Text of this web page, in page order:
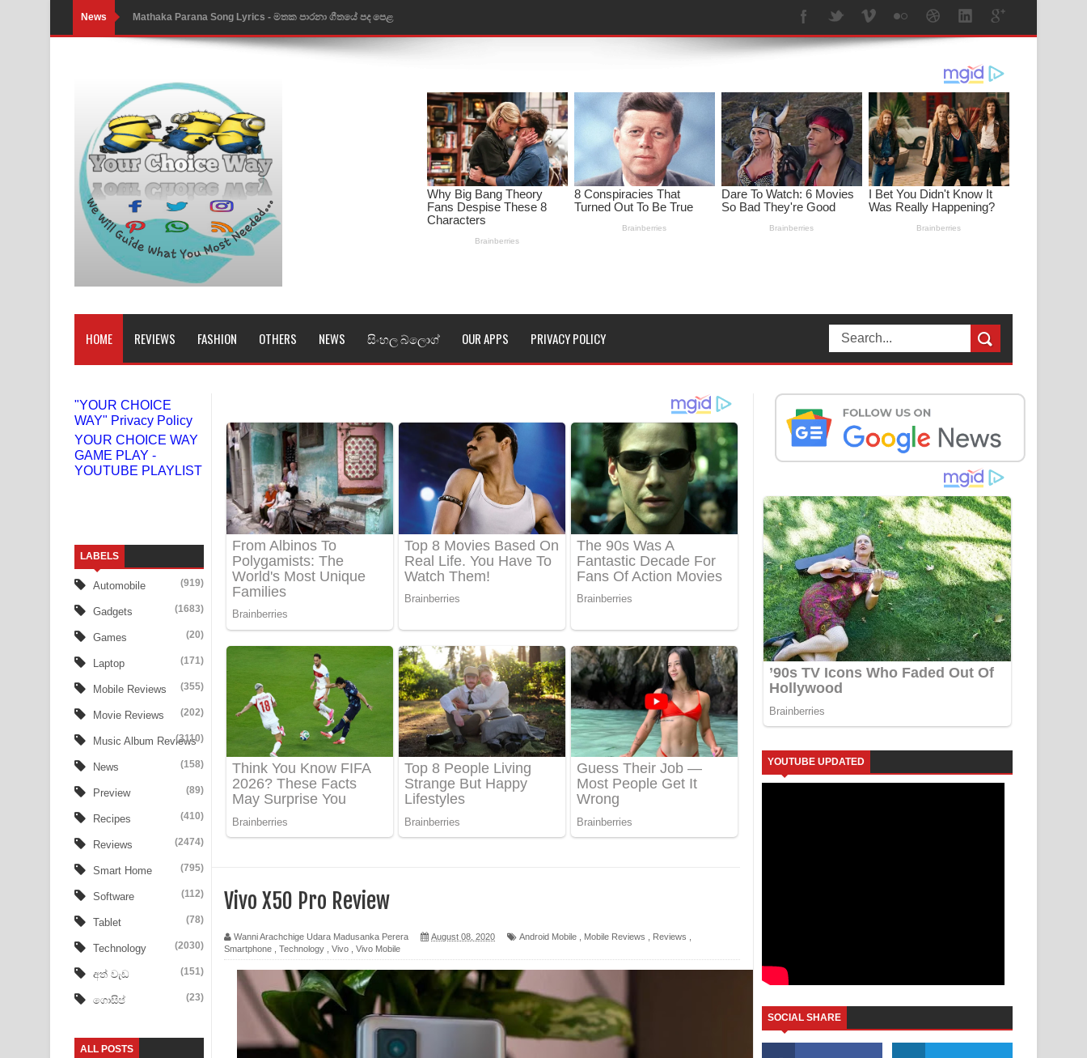
News Nimnadhen Song Lyrics - නිම්නාදෙන් ගීතයේ පද පෙළ
Obamai Mage Adare Song Lyrics - ඔබමයි මගේ ආදරේ ගීතයේ පද පෙළ
Pansal Gihin Song Lyrics - පන්සල් ගිහිං ගීතයේ පද පෙළ
Ankeliya Song Lyrics - අංකෙළිය ගීතයේ පද පෙළ
DEAR GOD Song Lyrics - ඩියර් ගෝඩ් ගීතයේ පද පෙළ
MANAMALA KATHA Song Lyrics - මනමාල කතා ගීතයේ පද පෙළ
Dai Dai Lyrics - Shakira, Burna Boy | 2026 football world cup song lyrics
Lassana Amma Song Lyrics - ලස්සන අම්මා ගීතයේ පද පෙළ
Gemak Deela Song Lyrics - ගේමක් දීලා ගීතයේ පද පෙළ
Doni Song Lyrics - දෝණි ගීතයේ පද පෙළ
Benthara Palame Song Lyrics - බෙන්තර පාලමේ ගීතයේ පද පෙළ
Sanda Babalena Song Lyrics - සඳ බැබලෙන ගීතයේ පද පෙළ
Adare Wadi Nisa Song Lyrics - ආදරේ වැඩි නිසා ගීතයේ පද පෙළ
UNUHUMA Song Lyrics - උණුහුම ගීතයේ පද පෙළ
Katakara Song Lyrics - කටකාර ගීතයේ පද පෙළ
Tharu Yaye Dilena Song Lyrics - තරු යායේ දිලෙනා ගීතයේ පද පෙළ
Ow Man Sosa Song Lyrics - ඔව් මං සෝසා ගීතයේ පද පෙළ
Heavy Weight Song Lyrics
Aye Lanweela Song Lyrics - ආයේ ලංවීලා ගීතයේ පද පෙළ
Ala purannata Song Lyrics - ආල පුරන්නට ගීතයේ පද පෙළ
FEVER DREAM Lyrics - Alex Warren
BTS : Hooligan Lyrics
Apa Hamuwee Song Lyrics - අප හමුවී ගීතයේ පද පෙළ
PATHINIYE Song Lyrics - පතිනියනේ ගීතයේ පද පෙළ
Sorry Sir Song Lyrics - සොරි සර් ගීතයේ පද පෙළ
Mathaka Aluthin Liyanna Song Lyrics - මතක අලුතින් ලියන්න ගීතයේ පද පෙළ
Sandak Awith Song Lyrics - සඳක් ඇවිත් ගීතයේ පද පෙළ
Swetha Sande Song Lyrics - ශ්වේත සඳේ ගීතයේ පද පෙළ
HOME REVIEWS FASHION OTHERS NEWS සිංහල බ්ලොග් OUR APPS PRIVACY POLICY
"YOUR CHOICE
WAY" Privacy Policy
YOUR CHOICE WAY
GAME PLAY -
YOUTUBE PLAYLIST
LABELS
Automobile (919)
Gadgets (1683)
Games (20)
Laptop (171)
Mobile Reviews (355)
Movie Reviews (202)
Music Album Reviews
(3110)
News (158)
Preview (89)
Recipes (410)
Reviews (2474)
Smart Home (795)
Software (112)
Tablet (78)
Technology (2030)
අත් වැඩ (151)
ගොසිප් (23)
ALL POSTS
Vivo X50 Pro Review
Wanni Arachchige Udara Madusanka Perera August 08, 2020 Android Mobile Mobile Reviews Reviews
Smartphone
Technology Vivo Vivo Mobile
YOUTUBE UPDATED
SOCIAL SHARE